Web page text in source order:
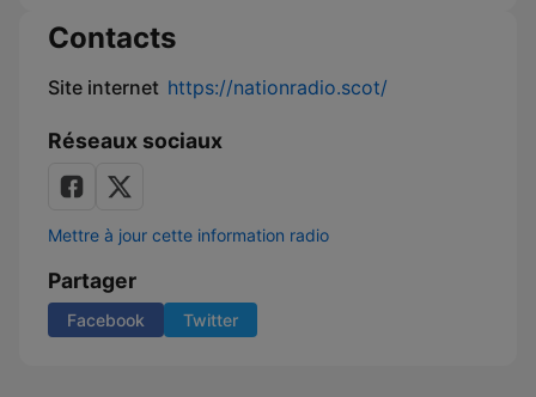
Contacts
Site internet https://nationradio.scot/
Réseaux sociaux
Mettre à jour cette information radio
Partager
Facebook Twitter